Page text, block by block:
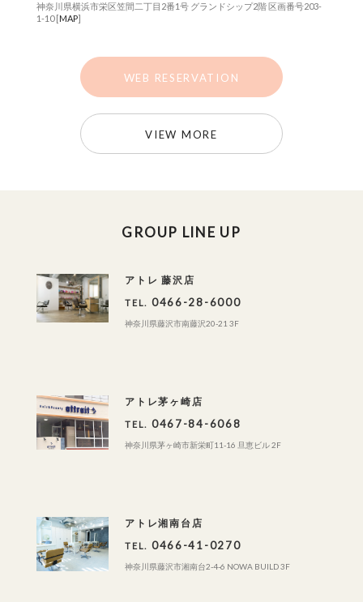
神奈川県横浜市栄区笠間二丁目2番1号 グランドシップ2階 区画番号203-
1-10 [MAP]
WEB RESERVATION
VIEW MORE
GROUP LINE UP
アトレ 藤沢店
TEL. 0466-28-6000
神奈川県藤沢市南藤沢20-21 3F
アトレ茅ヶ崎店
TEL. 0467-84-6068
神奈川県茅ヶ崎市新栄町11-16 旦恵ビル 2F
アトレ湘南台店
TEL. 0466-41-0270
神奈川県藤沢市湘南台2-4-6 NOWA BUILD 3F